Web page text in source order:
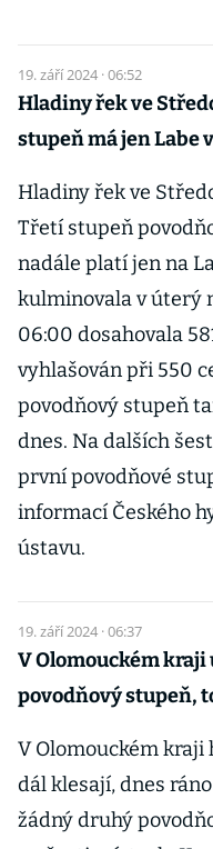
19. září 2024 · 06:52
Hladiny řek ve
stupeň má jen Labe
Hladiny řek ve
Třetí stupeň
nadále platí jen na
kulminovala v úterý
06:00 dosahovala
vyhlašován při 550
povodňový stupeň
dnes. Na dalších
první povodňové
informací Českého
ústavu.
19. září 2024 · 06:37
V Olomouckém
povodňový stupeň,
V Olomouckém
dál klesají, dnes
žádný druhý